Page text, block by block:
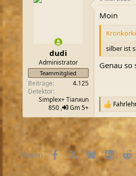
i
o
n
:
dudi
Administrator
Teammitglied
Beiträge
4.125
Detektor
Simplex+ Tianxun
850 ,
Gm 5+
Moin
silber ist
Genau so
R
e
k
t
i
o
n
e
Teilen: FacebookX (Twitter)
Bluesky